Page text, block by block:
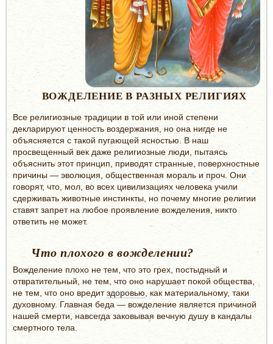
ВОЖДЕЛЕНИЕ В РАЗНЫХ РЕЛИГИЯХ
Все религиозные традиции в той или иной степени
декларируют ценность воздержания, но она нигде не
объясняется с такой пугающей ясностью. В наш
просвещенный век даже религиозные люди, пытаясь
объяснить этот принцип, приводят странные, поверхностные
причины — эволюция, общественная мораль и проч. Они
говорят, что, мол, во всех цивилизациях человека учили
сдерживать животные инстинкты, но почему многие религии
ставят запрет на любое проявление вожделения, никто
ответить не может.
Что плохого в вожделении?
Вожделение плохо не тем, что это грех, постыдный и
отвратительный, не тем, что оно нарушает покой общества,
не тем, что оно вредитздоровью , как материальному, таки
духовному. Главная беда — вожделение является причиной
нашей смерти, навсегда заковывая вечную душу в кандалы
смертного тела.